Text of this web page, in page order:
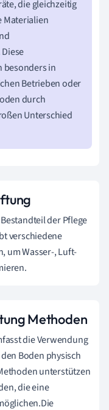
die gleichzeitig
Materialien
in
Betrieben oder
durch
Unterschied
der Pflege
verschiedene
um Wasser-, Luft-
Methoden
die Verwendung
Boden physisch
unterstützen
die eine